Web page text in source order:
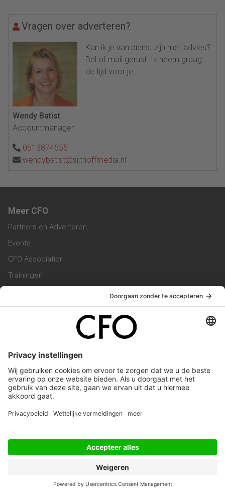
Vragen over adverteren?
Kan ik je van dienst zijn met advies?
Bel of mail gerust. Ik neem graag
de tijd voor je.
Wendy Batist
Accountmanager
0613874555
wendybatist@sijthoffmedia.nl
Meer CFO
Partners en Adverteren
Events
CFO Association
Trainingen
Vacatures
Service & Contact
Werken bij ons
Privacy Statement
Algemene Voorwaarden